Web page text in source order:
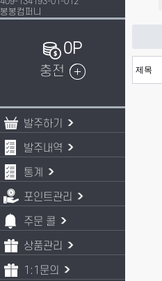
봉봉컴퍼니
0P
충전
발주하기
발주내역
통계
포인트관리
주문 콜
상품관리
1:1문의